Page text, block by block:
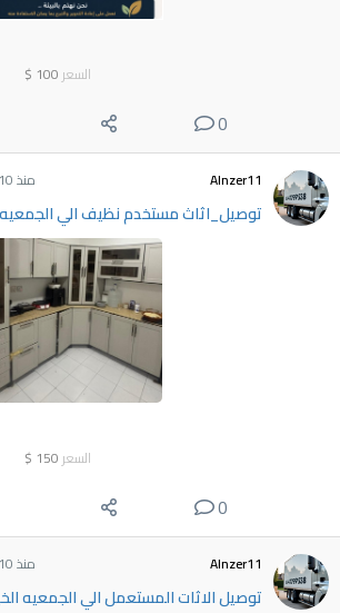
السعر 100
$
0
Alnzer11 منذ 10 ساعات
توصيل_اثاث مستخدم نظيف الي الجمعيه
السعر 150
$
0
Alnzer11 منذ 10 ساعات
توصيل الاثات المستعمل الي الجمعيه